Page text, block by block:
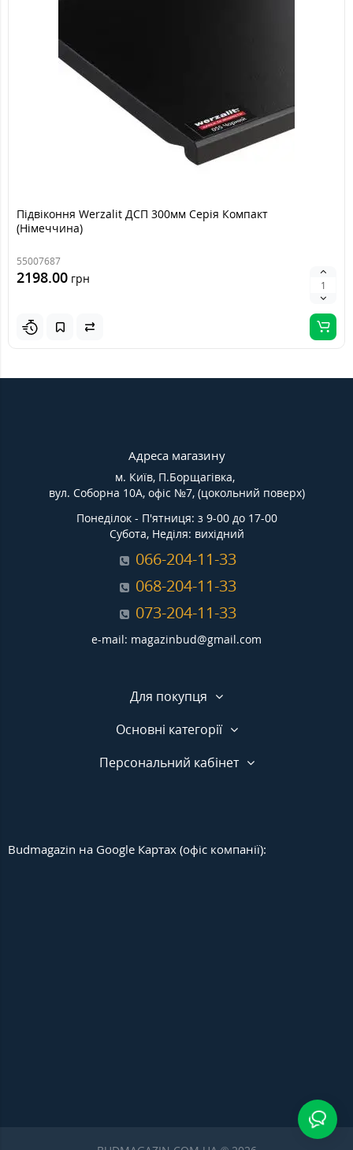
Підвіконня Werzalit ДСП 300мм Серія Компакт
(Німеччина)
55007687
2198.00 грн
Адреса магазину
м. Київ, П.Борщагівка,
вул. Соборна 10А, офіс №7, (цокольний поверх)
Понеділок - П'ятниця: з 9-00 до 17-00
Субота, Неділя: вихідний
066-204-11-33
068-204-11-33
073-204-11-33
e-mail: magazinbud@gmail.com
Для покупця
Основні категорії
Персональний кабінет
Budmagazin на Google Картах (офіс компанії):